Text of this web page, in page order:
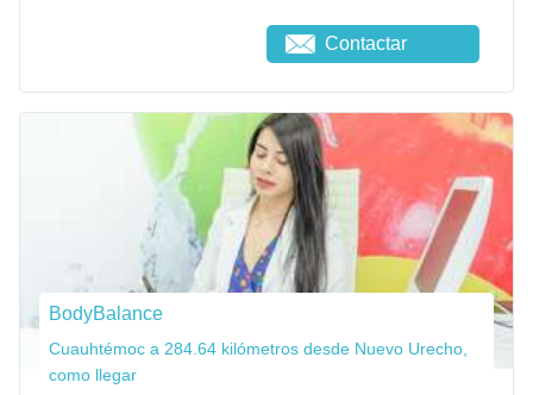
Contactar
BodyBalance
Cuauhtémoc a 284.64 kilómetros desde Nuevo Urecho,
como llegar